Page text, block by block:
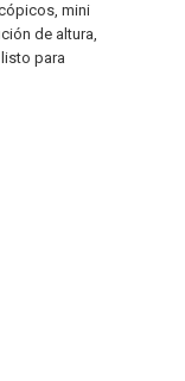
mini
de altura,
para